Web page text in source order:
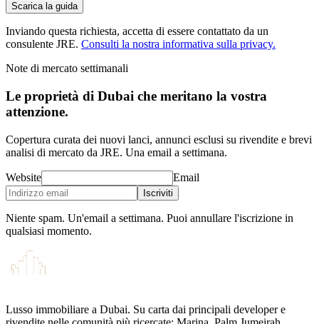
Scarica la guida
Inviando questa richiesta, accetta di essere contattato da un
consulente JRE. Consulti la nostra informativa sulla privacy.
Note di mercato settimanali
Le proprietà di Dubai che meritano la vostra
attenzione.
Copertura curata dei nuovi lanci, annunci esclusi su rivendite e brevi
analisi di mercato da JRE. Una email a settimana.
Website Email
Iscriviti
Niente spam. Un'email a settimana. Puoi annullare l'iscrizione in
qualsiasi momento.
Lusso immobiliare a Dubai. Su carta dai principali developer e